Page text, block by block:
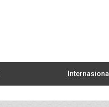
Internasional